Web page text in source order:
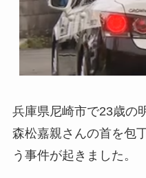
兵庫県尼崎市で23歳の
森松嘉親さんの首を包
う事件が起きました。